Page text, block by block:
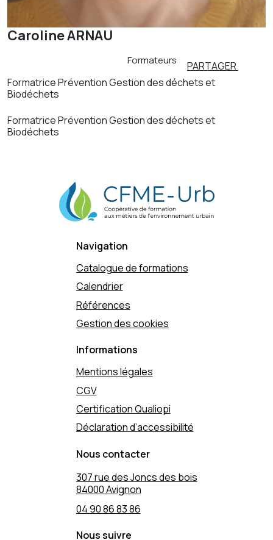
Caroline ARNAU
Formateurs
PARTAGER
Formatrice Prévention Gestion des déchets et
Biodéchets
Formatrice Prévention Gestion des déchets et
Biodéchets
Navigation
Catalogue de formations
Calendrier
Références
Gestion des cookies
Informations
Mentions légales
CGV
Certification Qualiopi
Déclaration d’accessibilité
Nous contacter
307 rue des Joncs des bois
84000 Avignon
04 90 86 83 86
Nous suivre